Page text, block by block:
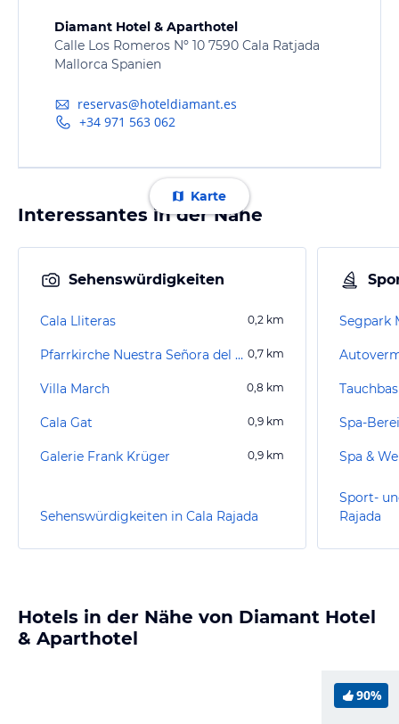
Diamant Hotel & Aparthotel
Calle Los Romeros Nº 10 7590 Cala Ratjada
Mallorca Spanien
reservas@hoteldiamant.es
+34 971 563 062
Karte
Interessantes in der Nähe
Sehenswürdigkeiten
Cala Lliteras 0,2 km
Pfarrkirche Nuestra Señora del Carmen 0,7 km
Villa March 0,8 km
Cala Gat 0,9 km
Galerie Frank Krüger 0,9 km
Sehenswürdigkeiten in Cala Rajada
Segpark
Spa &
Sport-
Rajada
Hotels in der Nähe von Diamant Hotel
& Aparthotel
90%